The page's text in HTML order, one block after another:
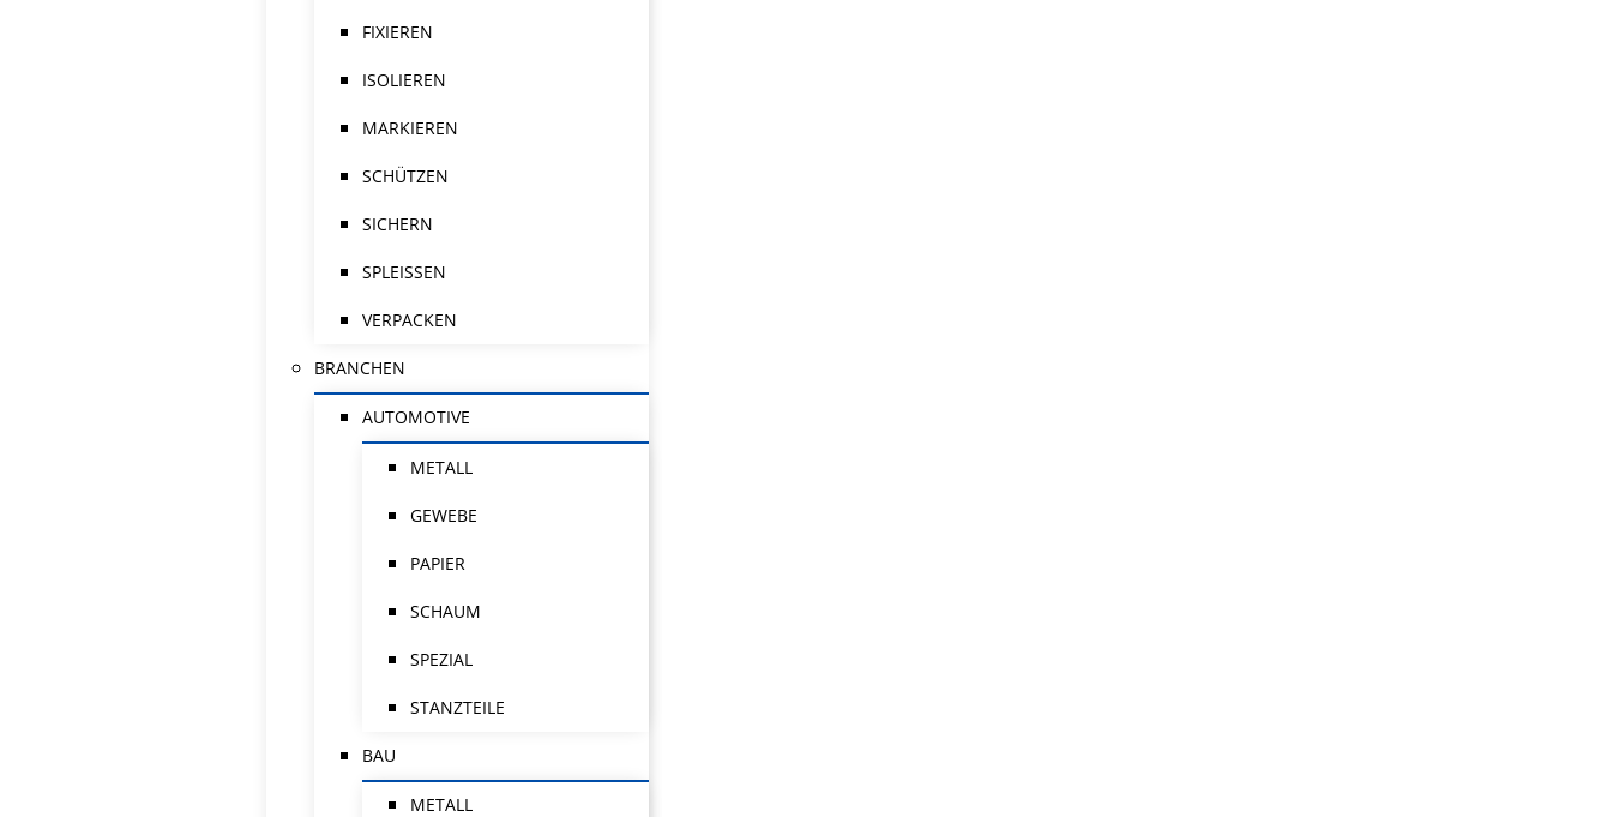
FIXIEREN
ISOLIEREN
MARKIEREN
SCHÜTZEN
SICHERN
SPLEISSEN
VERPACKEN
BRANCHEN
AUTOMOTIVE
METALL
GEWEBE
PAPIER
SCHAUM
SPEZIAL
STANZTEILE
BAU
METALL